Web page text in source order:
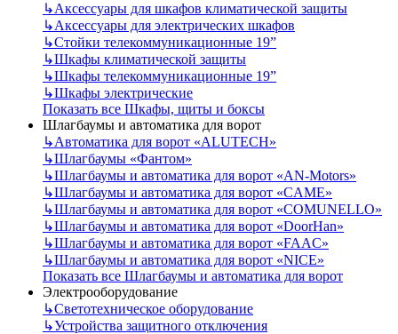
↳Аксессуары для шкафов климатической защиты
↳Аксессуары для электрических шкафов
↳Стойки телекоммуникационные 19”
↳Шкафы климатической защиты
↳Шкафы телекоммуникационные 19”
↳Шкафы электрические
Показать все Шкафы, щиты и боксы
Шлагбаумы и автоматика для ворот
↳Автоматика для ворот «ALUTECH»
↳Шлагбаумы «Фантом»
↳Шлагбаумы и автоматика для ворот «AN-Motors»
↳Шлагбаумы и автоматика для ворот «CAME»
↳Шлагбаумы и автоматика для ворот «COMUNELLO»
↳Шлагбаумы и автоматика для ворот «DoorHan»
↳Шлагбаумы и автоматика для ворот «FAAC»
↳Шлагбаумы и автоматика для ворот «NICE»
Показать все Шлагбаумы и автоматика для ворот
Электрооборудование
↳Светотехническое оборудование
↳Устройства защитного отключения